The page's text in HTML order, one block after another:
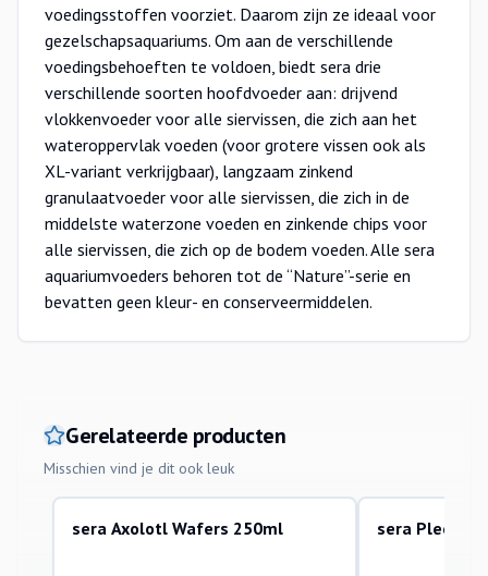
voedingsstoffen voorziet. Daarom zijn ze ideaal voor
gezelschapsaquariums. Om aan de verschillende
voedingsbehoeften te voldoen, biedt sera drie
verschillende soorten hoofdvoeder aan: drijvend
vlokkenvoeder voor alle siervissen, die zich aan het
wateroppervlak voeden (voor grotere vissen ook als
XL-variant verkrijgbaar), langzaam zinkend
granulaatvoeder voor alle siervissen, die zich in de
middelste waterzone voeden en zinkende chips voor
alle siervissen, die zich op de bodem voeden. Alle sera
aquariumvoeders behoren tot de “Nature”-serie en
bevatten geen kleur- en conserveermiddelen.
Gerelateerde producten
Misschien vind je dit ook leuk
droogvoer
sera Axolotl Wafers 250ml tabletten en chips
sera Pleco